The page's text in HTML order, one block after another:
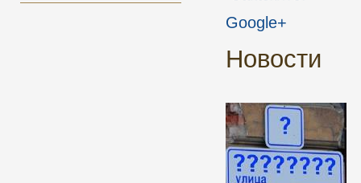
Google+
Новости